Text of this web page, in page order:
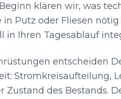
klären wir, was
in Putz oder Fliesen
in Ihren Tagesablauf
entscheiden
Stromkreisaufteilung,
Zustand des Bestands.